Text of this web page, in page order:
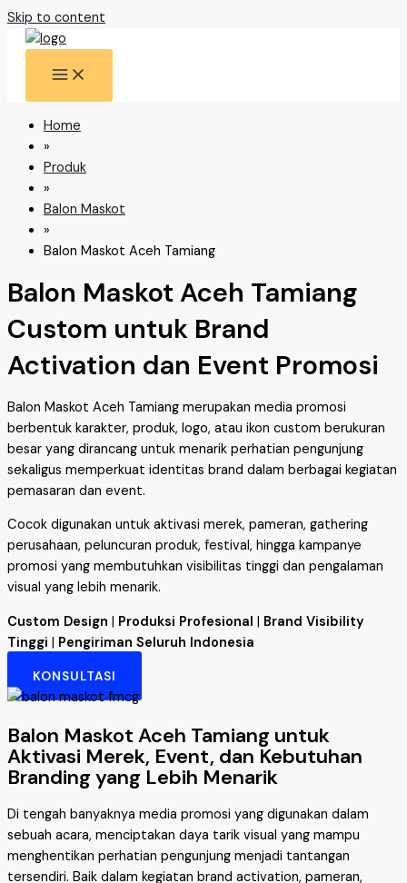
Skip to content
Home
»
Produk
»
Balon Maskot
»
Balon Maskot Aceh Tamiang
Balon Maskot Aceh Tamiang
Custom untuk Brand
Activation dan Event Promosi
Balon Maskot Aceh Tamiang merupakan media promosi
berbentuk karakter, produk, logo, atau ikon custom berukuran
besar yang dirancang untuk menarik perhatian pengunjung
sekaligus memperkuat identitas brand dalam berbagai kegiatan
pemasaran dan event.
Cocok digunakan untuk aktivasi merek, pameran, gathering
perusahaan, peluncuran produk, festival, hingga kampanye
promosi yang membutuhkan visibilitas tinggi dan pengalaman
visual yang lebih menarik.
Custom Design | Produksi Profesional | Brand Visibility
Tinggi | Pengiriman Seluruh Indonesia
KONSULTASI
Balon Maskot Aceh Tamiang untuk
Aktivasi Merek, Event, dan Kebutuhan
Branding yang Lebih Menarik
Di tengah banyaknya media promosi yang digunakan dalam
sebuah acara, menciptakan daya tarik visual yang mampu
menghentikan perhatian pengunjung menjadi tantangan
tersendiri. Baik dalam kegiatan brand activation, pameran,